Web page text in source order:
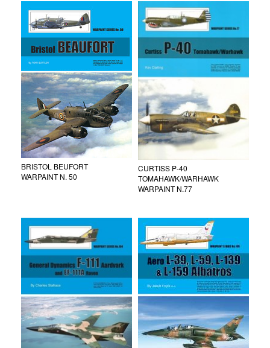
BRISTOL BEUFORT
WARPAINT N. 50
CURTISS P-40
TOMAHAWK/WARHAWK
WARPAINT N.77